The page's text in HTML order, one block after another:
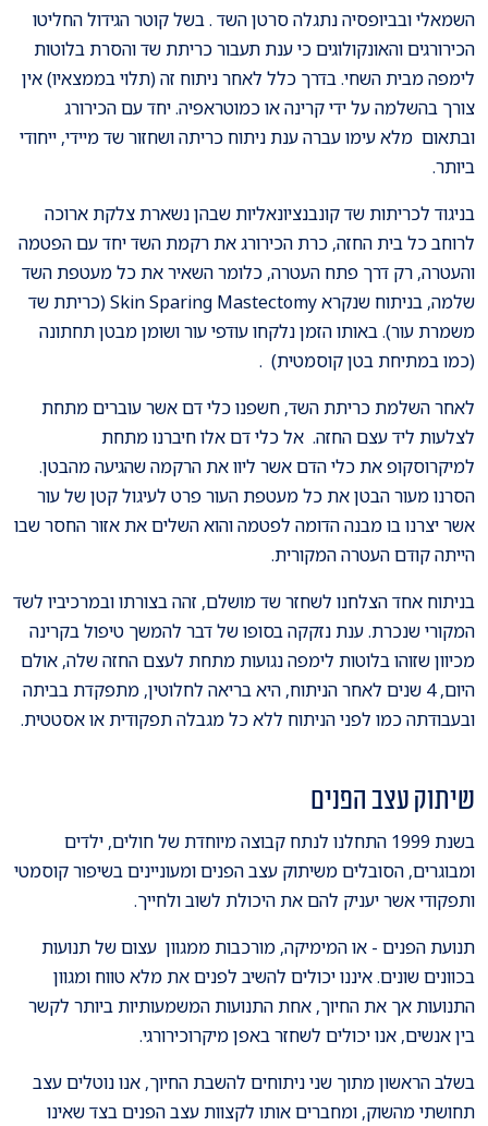
השמאלי ובביופסיה נתגלה סרטן השד . בשל קוטר הגידול החליטו
הכירורגים והאונקולוגים כי ענת תעבור כריתת שד והסרת בלוטות
לימפה מבית השחי. בדרך כלל לאחר ניתוח זה (תלוי בממצאיו) אין
צורך בהשלמה על ידי קרינה או כמוטראפיה. יחד עם הכירורג
ובתאום מלא עימו עברה ענת ניתוח כריתה ושחזור שד מיידי, ייחודי
ביותר.
בניגוד לכריתות שד קונבנציונאליות שבהן נשארת צלקת ארוכה
לרוחב כל בית החזה, כרת הכירורג את רקמת השד יחד עם הפטמה
והעטרה, רק דרך פתח העטרה, כלומר השאיר את כל מעטפת השד
שלמה, בניתוח שנקרא Skin Sparing Mastectomy (כריתת שד
משמרת עור). באותו הזמן נלקחו עודפי עור ושומן מבטן תחתונה
(כמו במתיחת בטן קוסמטית) .
לאחר השלמת כריתת השד, חשפנו כלי דם אשר עוברים מתחת
לצלעות ליד עצם החזה. אל כלי דם אלו חיברנו מתחת
למיקרוסקופ את כלי הדם אשר ליוו את הרקמה שהגיעה מהבטן.
הסרנו מעור הבטן את כל מעטפת העור פרט לעיגול קטן של עור
אשר יצרנו בו מבנה הדומה לפטמה והוא השלים את אזור החסר שבו
הייתה קודם העטרה המקורית.
בניתוח אחד הצלחנו לשחזר שד מושלם, זהה בצורתו ובמרכיביו לשד
המקורי שנכרת. ענת נזקקה בסופו של דבר להמשך טיפול בקרינה
מכיוון שזוהו בלוטות לימפה נגועות מתחת לעצם החזה שלה, אולם
היום, 4 שנים לאחר הניתוח, היא בריאה לחלוטין, מתפקדת בביתה
ובעבודתה כמו לפני הניתוח ללא כל מגבלה תפקודית או אסטטית.
שיתוק עצב הפנים
בשנת 1999 התחלנו לנתח קבוצה מיוחדת של חולים, ילדים
ומבוגרים, הסובלים משיתוק עצב הפנים ומעוניינים בשיפור קוסמטי
ותפקודי אשר יעניק להם את היכולת לשוב ולחייך.
תנועת הפנים - או המימיקה, מורכבות ממגוון עצום של תנועות
בכוונים שונים. איננו יכולים להשיב לפנים את מלא טווח ומגוון
התנועות אך את החיוך, אחת התנועות המשמעותיות ביותר לקשר
בין אנשים, אנו יכולים לשחזר באפן מיקרוכירורגי.
בשלב הראשון מתוך שני ניתוחים להשבת החיוך, אנו נוטלים עצב
תחושתי מהשוק, ומחברים אותו לקצוות עצב הפנים בצד שאינו